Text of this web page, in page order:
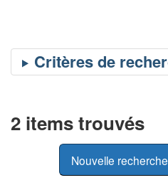
2 items trouvés
Nouvelle recherche